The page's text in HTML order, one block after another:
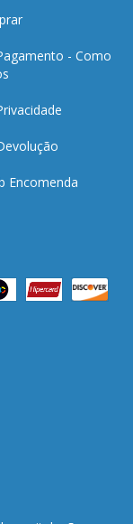
- Como
Encomenda